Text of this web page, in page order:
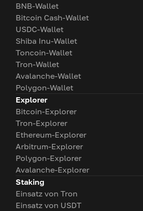
BNB-Wallet
Bitcoin Cash-Wallet
USDC-Wallet
Shiba Inu-Wallet
Toncoin-Wallet
Tron-Wallet
Avalanche-Wallet
Polygon-Wallet
Explorer
Bitcoin-Explorer
Tron-Explorer
Ethereum-Explorer
Arbitrum-Explorer
Polygon-Explorer
Avalanche-Explorer
Staking
Einsatz von Tron
Einsatz von USDT